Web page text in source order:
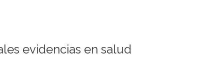
evidencias en salud